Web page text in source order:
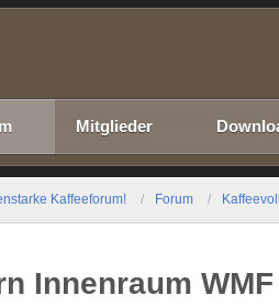
Mitglieder
Kaffeeforum! Forum
Innenraum